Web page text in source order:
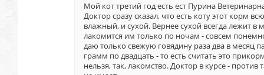
Мой кот третий год есть ест Пурина
Доктор сразу сказал, что есть коту этот корм
влажный, и сухой. Вернее сухой всегда лежит в
лакомится им только по ночам - совсем
даю только свежую говядину раза два в месяц
грамм по двадцать - то есть считать это
нельзя, так, лакомство. Доктор в курсе - против